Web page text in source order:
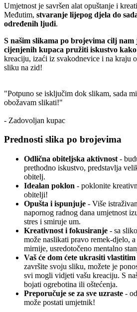
Umjetnost je savršen alat opuštanje i
Međutim, stvaranje lijepog djela do
određenih ljudi.
S našim slikama po brojevima cilj nam
cijenjenih kupaca pružiti iskustvo
kreaciju, izaći iz svakodnevice i na kraju
sliku na zid!
"Potpuno se isključim dok slikam, sada
obožavam slikati!"
- Zadovoljan kupac
Prednosti slika po brojevima
Odlična obiteljska aktivnost -
prethodno iskustvo, predstavlja
obitelj.
Idealan poklon - poklonite
obitelji!
Opušta i ispunjuje - Više
napornog radnog dana umjetnost
stres i smiruje um.
Kreativnost i fokusiranje - sa
može naslikati pravo remek-djelo,
mirnije, usredotočeno mentalno
Vaš će dom ćete ukrasiti
završite svoju sliku, možete je
svi mogli vidjeti vašu kreaciju. S
bojati ogrebotina ili oštećenja.
Preporučuje se za sve uzraste -
može postati umjetnik!